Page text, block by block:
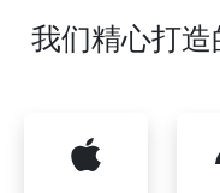
我们精心打